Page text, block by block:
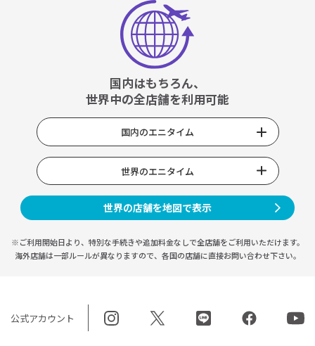
国内はもちろん、
世界中の全店舗を利用可能
国内のエニタイム
世界のエニタイム
世界の店舗を地図で表示
※ご利用開始日より、特別な手続きや追加料金なしで全店舗をご利用いただけます。
海外店舗は一部ルールが異なりますので、 各国の店舗に直接お問い合わせ下さい。
公式アカウント